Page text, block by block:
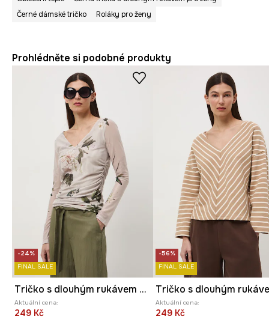
Černé dámské tričko
Roláky pro ženy
Prohlédněte si podobné produkty
-24%
FINAL SALE
Tričko s dlouhým rukávem dámské
Aktuální cena:
249 Kč
-56%
FINAL SALE
Aktuální cena:
249 Kč